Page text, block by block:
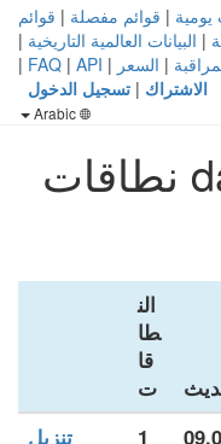
يومية | قوائم مفصلة | قوائم
| البيانات العالمية التاريخية |
| السعر |
FAQ | API
|
الاشتراك | تسجيل الدخول
الن
طا
قا
ت
1 تنزيل